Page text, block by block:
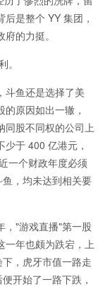
是整个 YY 集团，
的力挺。
斗鱼还是选择了美
原因如出一辙，
同股不同权的公司上
于 400 亿港元，
一个财政年度必须
，均未达到相关要
，"游戏直播"第一股
一年也颇为跌宕，上
，虎牙市值一路走
开始了一路下跌，